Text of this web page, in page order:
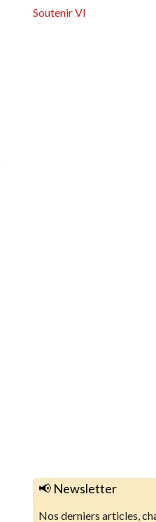
Soutenir VI
📢 Newsletter
Nos derniers articles,